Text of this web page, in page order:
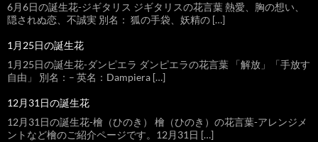
6月6日の誕生花-ジギタリス ジギタリスの花言葉 熱愛、胸の想い、
隠されぬ恋、不誠実 別名： 狐の手袋、妖精の […]
1月25日の誕生花
1月25日の誕生花-ダンピエラ ダンピエラの花言葉 「解放」「手放す
自由」 別名：– 英名：Dampiera […]
12月31日の誕生花
12月31日の誕生花-檜（ひのき） 檜（ひのき）の花言葉-アレンジメ
ントなど檜のご紹介ページです。12月31日 […]